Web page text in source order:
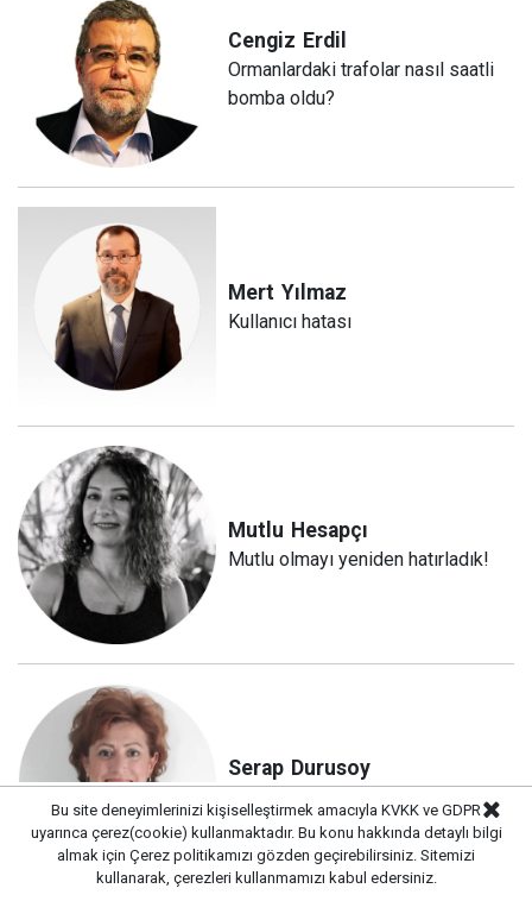
Cengiz Erdil
Ormanlardaki trafolar nasıl saatli
bomba oldu?
Mert Yılmaz
Kullanıcı hatası
Mutlu Hesapçı
Mutlu olmayı yeniden hatırladık!
Serap Durusoy
Ekonomideki karanlık koyulaşıyor
Bu site deneyimlerinizi kişiselleştirmek amacıyla KVKK ve GDPR
uyarınca çerez(cookie) kullanmaktadır. Bu konu hakkında detaylı bilgi
almak için Çerez politikamızı gözden geçirebilirsiniz. Sitemizi
kullanarak, çerezleri kullanmamızı kabul edersiniz.